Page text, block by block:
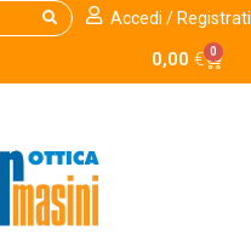
Accedi / Registrati
0,00 € 0